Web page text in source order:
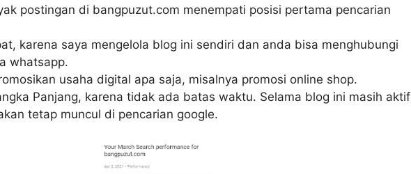
postingan di bangpuzut.com menempati posisi pertama pencarian
karena saya mengelola blog ini sendiri dan anda bisa menghubungi
whatsapp.
usaha digital apa saja, misalnya promosi online shop.
Panjang, karena tidak ada batas waktu. Selama blog ini masih aktif
tetap muncul di pencarian google.